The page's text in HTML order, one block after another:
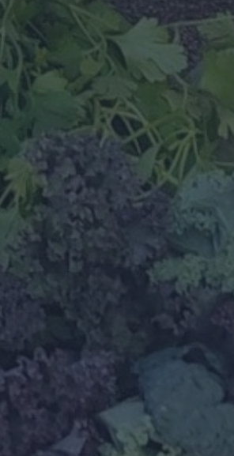
Ce site Web utilise des
cookies
Notre site Web utilise des cookies pour